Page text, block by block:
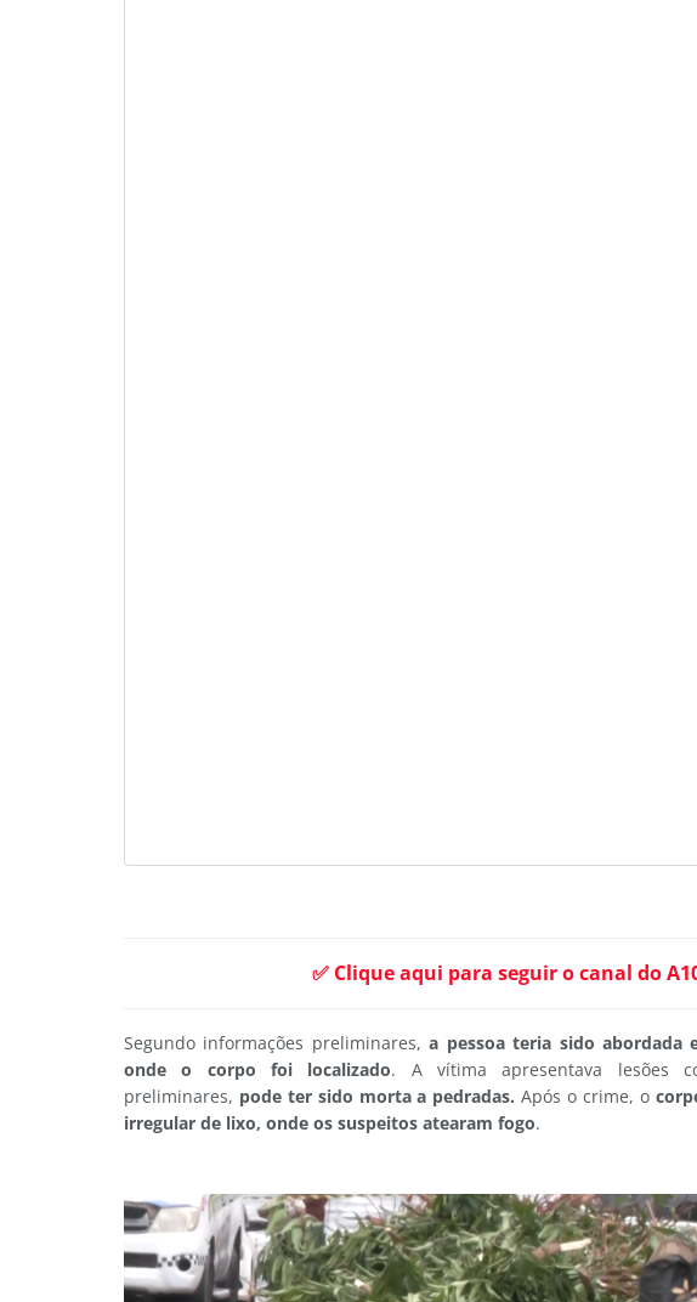
✅ Clique aqui para seguir o canal do
Segundo informações preliminares, a pessoa teria sido abordada
onde o corpo foi localizado. A vítima apresentava lesões
preliminares, pode ter sido morta a pedradas.Após o crime, o
irregular de lixo, onde os suspeitos atearam fogo.